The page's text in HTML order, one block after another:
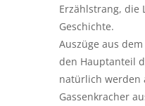
Erzählstrang, die
Geschichte.
Auszüge aus
den Hauptanteil
natürlich werden
Gassenkracher